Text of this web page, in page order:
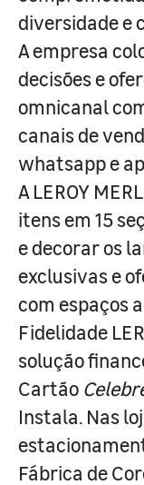
diversidade e
A empresa
decisões e
omnicanal
canais de
whatsapp e
A LEROY
itens em 15
e decorar os
exclusivas e
com espaços
Fidelidade
solução
Cartão
Instala. Nas
Fábrica de